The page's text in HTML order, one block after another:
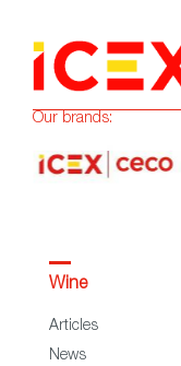
Our brands:
Wine
Articles
News